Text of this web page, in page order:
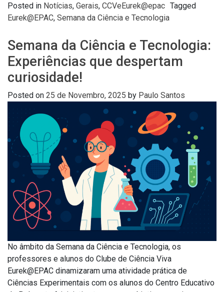
Posted in Notícias, Gerais, CCVeEurek@epac Tagged
Eurek@EPAC, Semana da Ciência e Tecnologia
Semana da Ciência e Tecnologia:
Experiências que despertam
curiosidade!
Posted on 25 de Novembro, 2025 by Paulo Santos
No âmbito da Semana da Ciência e Tecnologia, os
professores e alunos do Clube de Ciência Viva
Eurek@EPAC dinamizaram uma atividade prática de
Ciências Experimentais com os alunos do Centro Educativo